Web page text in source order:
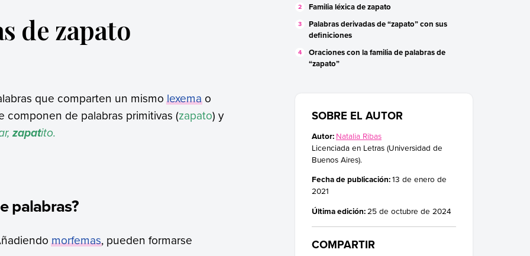
de zapato
que comparten un mismolexemao
componen de palabras primitivas (zapato) y
zapatito.
palabras?
morfemas, pueden formarse
Familia léxica de zapato
Palabras derivadas de “zapato” con sus
definiciones
Oraciones con la familia de palabras de
“zapato”
SOBRE EL AUTOR
Autor: Natalia Ribas
Licenciada en Letras (Universidad de
Buenos Aires).
Fecha de publicación:13 de enero de
2021
Última edición:25 de octubre de 2024
COMPARTIR